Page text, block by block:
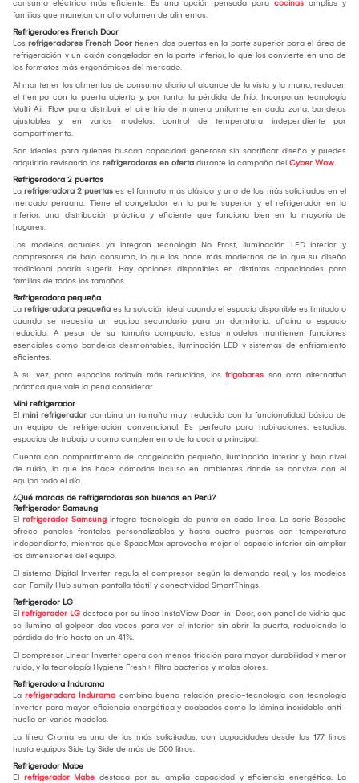
consumo eléctrico más eficiente. Es una opción pensada para cocinas amplias y
familias que manejan un alto volumen de alimentos.
Refrigeradores French Door
Los refrigeradores French Door tienen dos puertas en la parte superior para el área de
refrigeración y un cajón congelador en la parte inferior, lo que los convierte en uno de
los formatos más ergonómicos del mercado.
Al mantener los alimentos de consumo diario al alcance de la vista y la mano, reducen
el tiempo con la puerta abierta y, por tanto, la pérdida de frío. Incorporan tecnología
Multi Air Flow para distribuir el aire frío de manera uniforme en cada zona, bandejas
ajustables y, en varios modelos, control de temperatura independiente por
compartimento.
Son ideales para quienes buscan capacidad generosa sin sacrificar diseño y puedes
adquirirlo revisando las refrigeradoras en oferta durante la campaña del Cyber Wow.
Refrigeradora 2 puertas
La refrigeradora 2 puertas es el formato más clásico y uno de los más solicitados en el
mercado peruano. Tiene el congelador en la parte superior y el refrigerador en la
inferior, una distribución práctica y eficiente que funciona bien en la mayoría de
hogares.
Los modelos actuales ya integran tecnología No Frost, iluminación LED interior y
compresores de bajo consumo, lo que los hace más modernos de lo que su diseño
tradicional podría sugerir. Hay opciones disponibles en distintas capacidades para
familias de todos los tamaños.
Refrigeradora pequeña
La refrigeradora pequeña es la solución ideal cuando el espacio disponible es limitado o
cuando se necesita un equipo secundario para un dormitorio, oficina o espacio
reducido. A pesar de su tamaño compacto, estos modelos mantienen funciones
esenciales como bandejas desmontables, iluminación LED y sistemas de enfriamiento
eficientes.
A su vez, para espacios todavía más reducidos, los frigobares son otra alternativa
práctica que vale la pena considerar.
Mini refrigerador
El mini refrigerador combina un tamaño muy reducido con la funcionalidad básica de
un equipo de refrigeración convencional. Es perfecto para habitaciones, estudios,
espacios de trabajo o como complemento de la cocina principal.
Cuenta con compartimento de congelación pequeño, iluminación interior y bajo nivel
de ruido, lo que los hace cómodos incluso en ambientes donde se convive con el
equipo todo el día.
¿Qué marcas de refrigeradoras son buenas en Perú?
Refrigerador Samsung
El refrigerador Samsung integra tecnología de punta en cada línea. La serie Bespoke
ofrece paneles frontales personalizables y hasta cuatro puertas con temperatura
independiente, mientras que SpaceMax aprovecha mejor el espacio interior sin ampliar
las dimensiones del equipo.
El sistema Digital Inverter regula el compresor según la demanda real, y los modelos
con Family Hub suman pantalla táctil y conectividad SmartThings.
Refrigerador LG
El refrigerador LG destaca por su línea InstaView Door-in-Door, con panel de vidrio que
se ilumina al golpear dos veces para ver el interior sin abrir la puerta, reduciendo la
pérdida de frío hasta en un 41%.
El compresor Linear Inverter opera con menos fricción para mayor durabilidad y menor
ruido, y la tecnología Hygiene Fresh+ filtra bacterias y malos olores.
Refrigeradora Indurama
La refrigeradora Indurama combina buena relación precio-tecnología con tecnología
Inverter para mayor eficiencia energética y acabados como la lámina inoxidable anti-
huella en varios modelos.
La línea Croma es una de las más solicitadas, con capacidades desde los 177 litros
hasta equipos Side by Side de más de 500 litros.
Refrigerador Mabe
El refrigerador Mabe destaca por su amplia capacidad y eficiencia energética. La